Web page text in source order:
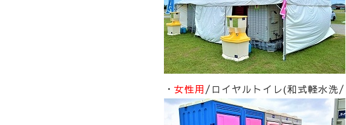
・ 女性用 /ロイヤルトイレ(和式軽水洗/